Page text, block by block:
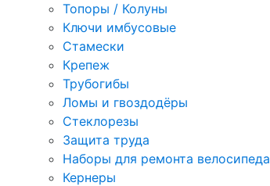
Топоры / Колуны
Ключи имбусовые
Стамески
Крепеж
Трубогибы
Ломы и гвоздодёры
Стеклорезы
Защита труда
Наборы для ремонта велосипеда
Кернеры